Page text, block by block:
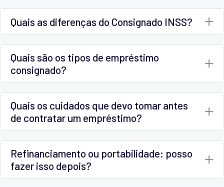
Quais as diferenças do Consignado INSS?
Quais são os tipos de empréstimo
consignado?
Quais os cuidados que devo tomar antes
de contratar um empréstimo?
Refinanciamento ou portabilidade: posso
fazer isso depois?